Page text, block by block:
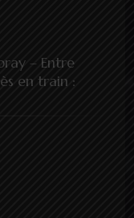
– Entre
en train :